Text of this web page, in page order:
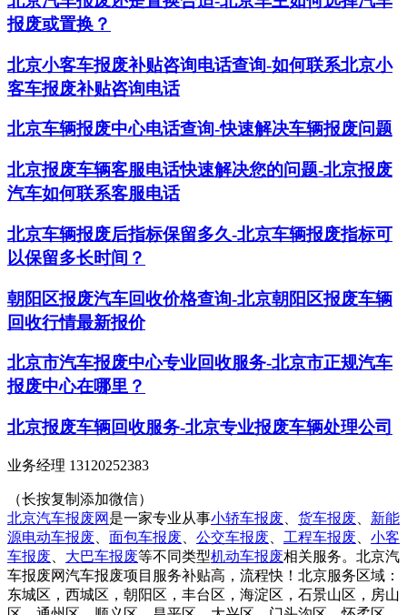
报废或置换？
北京小客车报废补贴咨询电话查询-如何联系北京小
客车报废补贴咨询电话
北京车辆报废中心电话查询-快速解决车辆报废问题
北京报废车辆客服电话快速解决您的问题-北京报废
汽车如何联系客服电话
北京车辆报废后指标保留多久-北京车辆报废指标可
以保留多长时间？
朝阳区报废汽车回收价格查询-北京朝阳区报废车辆
回收行情最新报价
北京市汽车报废中心专业回收服务-北京市正规汽车
报废中心在哪里？
北京报废车辆回收服务-北京专业报废车辆处理公司
业务经理 13120252383
（长按复制添加微信）
北京汽车报废网 是一家专业从事小轿车报废 货车报废
新能
源电动车报废
面包车报废 公交车报废 工程车报废
小客
车报废
大巴车报废等不同类型机动车报废相关服务。北京汽
车报废网汽车报废项目服务补贴高，流程快！北京服务区域：
东城区，西城区，朝阳区，丰台区，海淀区，石景山区，房山